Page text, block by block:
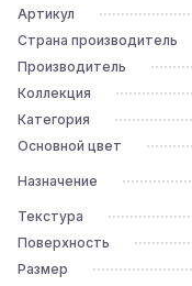
Артикул
Страна производитель
Производитель
Коллекция
Категория
Основной цвет
Назначение
Текстура
Поверхность
Размер